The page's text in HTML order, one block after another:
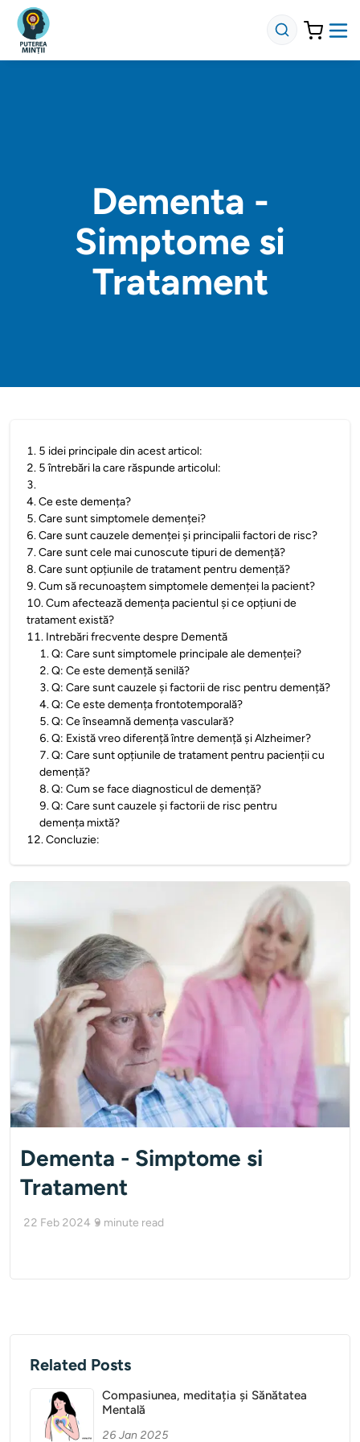
Dementa -
Simptome si
Tratament
1. 5 idei principale din acest articol:
2. 5 întrebări la care răspunde articolul:
3.
4.Ce este demența?
5.Care sunt simptomele demenței?
6.Care sunt cauzele demenței și principalii factori de risc?
7.Care sunt cele mai cunoscute tipuri de demență?
8.Care sunt opțiunile de tratament pentru demență?
9.Cum să recunoaștem simptomele demenței la pacient?
10.Cum afectează demența pacientul și ce opțiuni de
tratament există?
11. Intrebări frecvente despre Dementă
1.Q: Care sunt simptomele principale ale demenței?
2.Q: Ce este demență senilă?
3.Q: Care sunt cauzele și factorii de risc pentru demență?
4.Q: Ce este demența frontotemporală?
5.Q: Ce înseamnă demența vasculară?
6.Q: Există vreo diferență între demență și Alzheimer?
7.Q: Care sunt opțiunile de tratament pentru pacienții cu
demență?
8.Q: Cum se face diagnosticul de demență?
9.Q: Care sunt cauzele și factorii de risc pentru
demența mixtă?
12.Concluzie:
Dementa - Simptome si
Tratament
22 Feb 2024 9 minute read
Related Posts
Compasiunea, meditația și Sănătatea
Mentală
26 Jan 2025